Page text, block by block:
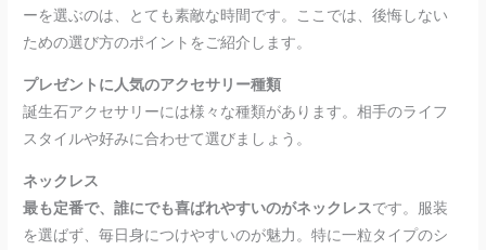
ーを選ぶのは、とても素敵な時間です。ここでは、後悔しない
ための選び方のポイントをご紹介します。
プレゼントに人気のアクセサリー種類
誕生石アクセサリーには様々な種類があります。相手のライフ
スタイルや好みに合わせて選びましょう。
ネックレス
最も定番で、誰にでも喜ばれやすいのがネックレスです。服装
を選ばず、毎日身につけやすいのが魅力。特に一粒タイプのシ